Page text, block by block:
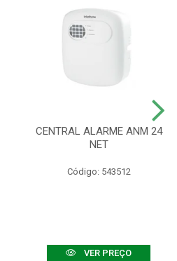
CENTRAL ALARME ANM 24
NET
Código: 543512
VER PREÇO